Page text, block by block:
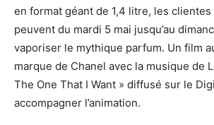
en format géant de 1,4 litre, les
peuvent du mardi 5 mai jusqu’au
vaporiser le mythique parfum. Un film
marque de Chanel avec la musique de
The One That I Want » diffusé sur le
accompagner l’animation.